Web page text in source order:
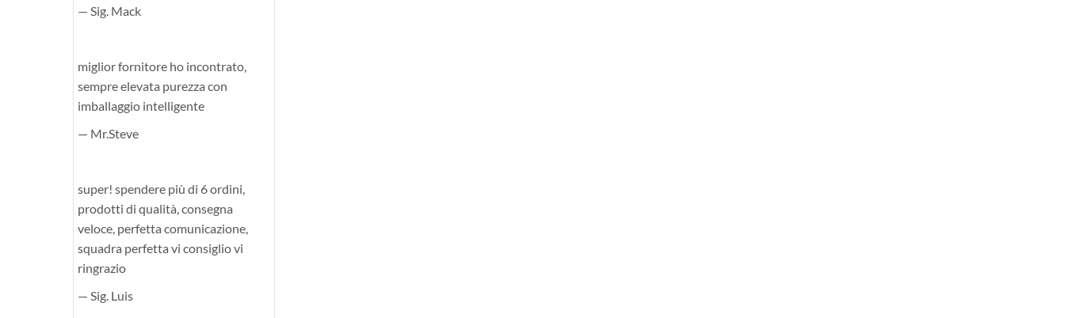
— Sig. Mack
miglior fornitore ho incontrato,
sempre elevata purezza con
imballaggio intelligente
— Mr.Steve
super! spendere più di 6 ordini,
prodotti di qualità, consegna
veloce, perfetta comunicazione,
squadra perfetta vi consiglio vi
ringrazio
— Sig. Luis